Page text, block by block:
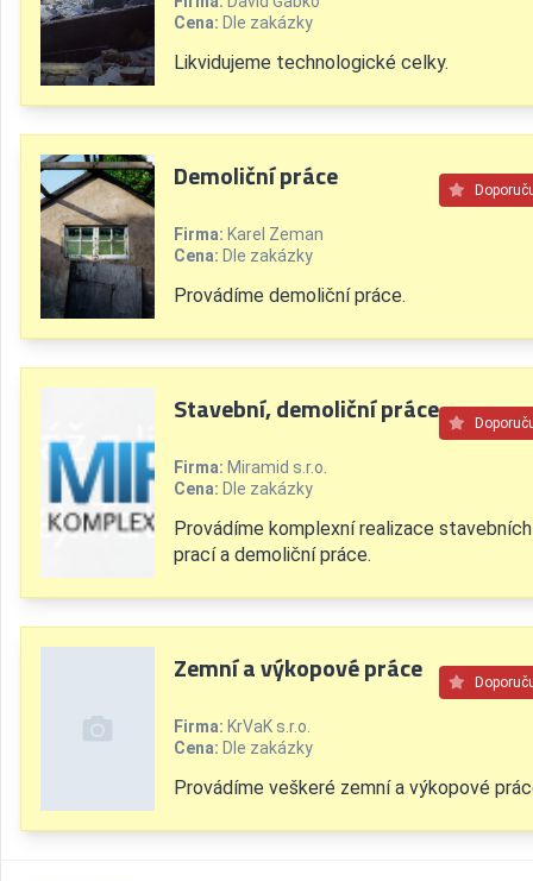
Cena: Dle zakázky
Likvidujeme technologické celky.
Demoliční práce
Firma: Karel Zeman
Cena: Dle zakázky
Provádíme demoliční práce.
Stavební, demoliční práce
Firma: Miramid s.r.o.
Cena: Dle zakázky
Provádíme komplexní realizace stavebních
prací a demoliční práce.
Zemní a výkopové práce
Firma: KrVaK s.r.o.
Cena: Dle zakázky
Provádíme veškeré zemní a výkopové